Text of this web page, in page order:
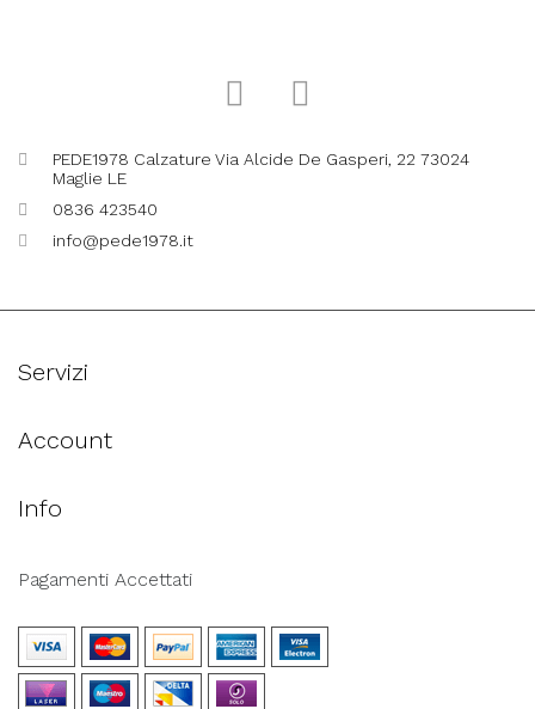
PEDE1978 Calzature Via Alcide De Gasperi, 22 73024
Maglie LE
0836 423540
info@pede1978.it
Servizi
Account
Info
Pagamenti Accettati